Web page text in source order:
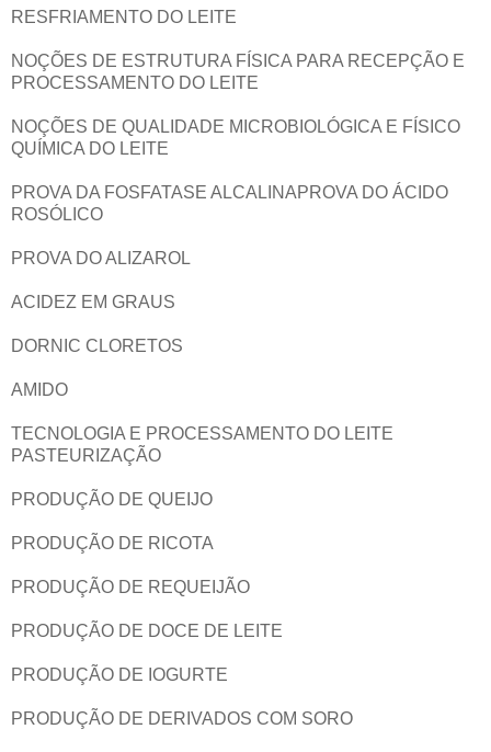
RESFRIAMENTO DO LEITE
NOÇÕES DE ESTRUTURA FÍSICA PARA RECEPÇÃO E
PROCESSAMENTO DO LEITE
NOÇÕES DE QUALIDADE MICROBIOLÓGICA E FÍSICO
QUÍMICA DO LEITE
PROVA DA FOSFATASE ALCALINAPROVA DO ÁCIDO
ROSÓLICO
PROVA DO ALIZAROL
ACIDEZ EM GRAUS
DORNIC CLORETOS
AMIDO
TECNOLOGIA E PROCESSAMENTO DO LEITE
PASTEURIZAÇÃO
PRODUÇÃO DE QUEIJO
PRODUÇÃO DE RICOTA
PRODUÇÃO DE REQUEIJÃO
PRODUÇÃO DE DOCE DE LEITE
PRODUÇÃO DE IOGURTE
PRODUÇÃO DE DERIVADOS COM SORO